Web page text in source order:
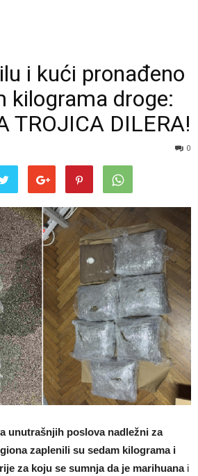
i kući pronađeno
kilograma droge:
TROJICA DILERA!
0
unutrašnjih poslova nadležni za
zaplenili su sedam kilograma i
za koju se sumnja da je marihuanai